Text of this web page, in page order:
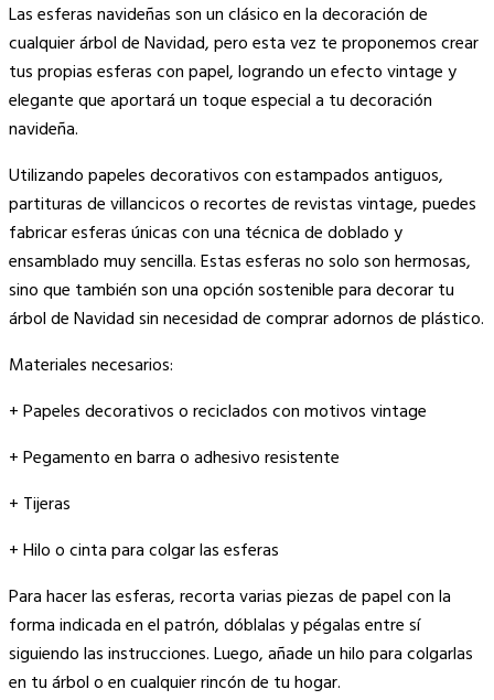
Las esferas navideñas son un clásico en la decoración de
cualquier árbol de Navidad, pero esta vez te proponemos crear
tus propias esferas con papel, logrando un efecto vintage y
elegante que aportará un toque especial a tu decoración
navideña.
Utilizando papeles decorativos con estampados antiguos,
partituras de villancicos o recortes de revistas vintage, puedes
fabricar esferas únicas con una técnica de doblado y
ensamblado muy sencilla. Estas esferas no solo son hermosas,
sino que también son una opción sostenible para decorar tu
árbol de Navidad sin necesidad de comprar adornos de plástico.
Materiales necesarios:
+ Papeles decorativos o reciclados con motivos vintage
+ Pegamento en barra o adhesivo resistente
+ Tijeras
+ Hilo o cinta para colgar las esferas
Para hacer las esferas, recorta varias piezas de papel con la
forma indicada en el patrón, dóblalas y pégalas entre sí
siguiendo las instrucciones. Luego, añade un hilo para colgarlas
en tu árbol o en cualquier rincón de tu hogar.